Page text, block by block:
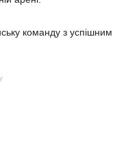
команду з успішним